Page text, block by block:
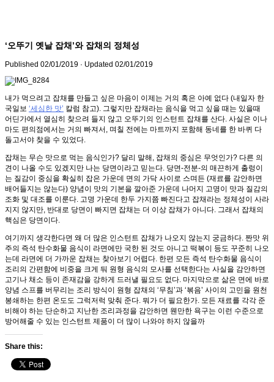
‘오뚜기 옛날 잡채’와 잡채의 정체성
Published 02/01/2019 · Updated 02/01/2019
내가 먹으려고 잡채를 만들고 싶은 마음이 이제는 거의 혹은 아예 없다 (내일자 한
국일보 ‘세심한 맛’ 칼럼 참고). 그렇지만 잡채라는 음식을 먹고 싶을 때는 있을때
어딘가에서 열심히 찾으려 들지 않고 오뚜기의 인스턴트 잡채를 산다. 사실은 이나
마도 편의점에서는 거의 빠져서, 며칠 전에는 마트까지 포함해 동네를 한 바퀴 다
돌고서야 찾을 수 있었다.
잡채는 무슨 맛으로 먹는 음식인가? 달리 말해, 잡채의 중심은 무엇인가? 다른 의
견이 나올 수도 있겠지만 나는 당면이라고 믿는다. 당면-전분-의 매끈하게 출렁이
는 질감이 중심을 확실히 잡은 가운데 면의 가닥 사이로 스며든 (재료를 감안하면
배어들지는 않는다) 양념이 맛의 기본을 깔아준 가운데 나머지 고명이 맛과 질감의
조화 및 대조를 이룬다. 고명 가운데 한두 가지쯤 빠진다고 잡채라는 정체성이 사라
지지 않지만, 반대로 당면이 빠지면 잡채는 더 이상 잡채가 아니다. 그래서 잡채의
핵심은 당면이다.
여기까지 생각한다면 왜 더 많은 인스턴트 잡채가 나오지 않는지 궁금하다. 짠맛 위
주의 즉석 탄수화물 음식이 라면에만 국한 된 것도 아니고 떡볶이 등도 꾸준히 나오
는데 라면에 더 가까운 잡채는 찾아보기 어렵다. 한편 모든 즉석 탄수화물 음식이
조리의 간편함에 비중을 크게 둬 원형 음식의 모사를 선택한다는 사실을 감안하면
고기나 채소 등이 존재감을 강하게 드러낼 필요도 없다. 마지막으로 삶은 면에 바로
양념 스프를 버무리는 조리 방식이 원형 잡채의 ‘무침’과 ‘볶음’ 사이의 고민을 원천
봉쇄하는 한편 온도도 그럭저럭 맞춰 준다. 뭐가 더 필요한가. 모든 재료를 각각 준
비해야 하는 단순하고 지난한 조리과정을 감안하면 웬만한 욕구는 이런 수준으로
방어해줄 수 있는 인스턴트 제품이 더 많이 나와야 하지 않을까
Share this: